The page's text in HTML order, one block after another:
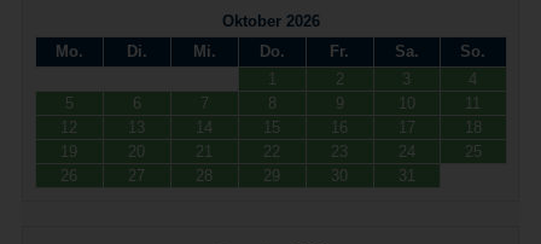
Oktober 2026
Mo.
Di. Mi. Do. Fr. Sa.
So.
1
2 3
4
5
6 7 8 9 10
11
12
13 14 15 16 17
18
19
20 21 22 23 24
25
26
27 28 29 30 31